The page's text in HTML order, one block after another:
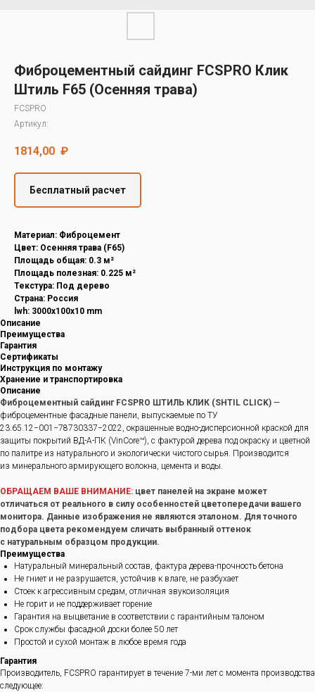
Фиброцементный сайдинг FCSPRO Клик
Штиль F65 (Осенняя трава)
FCSPRO
Артикул:
1814,00 ₽
Бесплатный расчет
Материал: Фиброцемент
Цвет: Осенняя трава (F65)
Площадь общая: 0.3 м²
Площадь полезная: 0.225 м²
Текстура: Под дерево
Страна: Россия
lwh: 3000x100x10 mm
Описание
Преимущества
Гарантия
Сертификаты
Инструкция по монтажу
Хранение и транспортировка
Описание
Фиброцементный сайдинг FCSPRO ШТИЛЬ КЛИК (SHTIL CLICK) —
фиброцементные фасадные панели, выпускаемые по ТУ
23.65.12−001−78730337−2022, окрашенные водно-дисперсионной краской для
защиты покрытий ВД-А-ПК (VinCore™), с фактурой дерева под окраску и цветной
по палитре из натурального и экологически чистого сырья. Производится
из минерального армирующего волокна, цемента и воды.
ОБРАЩАЕМ ВАШЕ ВНИМАНИЕ: цвет панелей на экране может
отличаться от реального в силу особенностей цветопередачи вашего
монитора. Данные изображения не являются эталоном. Для точного
подбора цвета рекомендуем сличать выбранный оттенок
с натуральным образцом продукции.
Преимущества
Натуральный минеральный состав, фактура дерева-прочность бетона
Не гниет и не разрушается, устойчив к влаге, не разбухает
Стоек к агрессивным средам, отличная звукоизоляция
Не горит и не поддерживает горение
Гарантия на выцветание в соответствии с гарантийным талоном
Срок службы фасадной доски более 50 лет
Простой и сухой монтаж в любое время года
Гарантия
Производитель, FCSPRO гарантирует в течение 7-ми лет с момента производства
следующее: